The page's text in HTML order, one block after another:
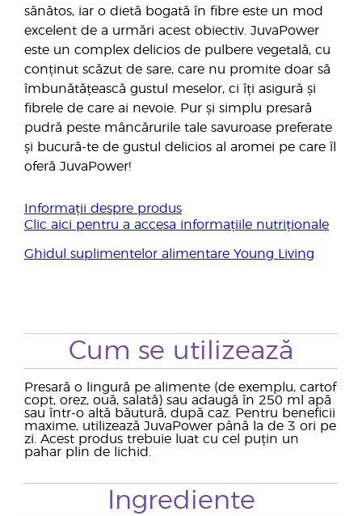
sănătos, iar o dietă bogată în fibre este un mod
excelent de a urmări acest obiectiv. JuvaPower
este un complex delicios de pulbere vegetală, cu
conținut scăzut de sare, care nu promite doar să
îmbunătățească gustul meselor, ci îți asigură și
fibrele de care ai nevoie. Pur și simplu presară
pudră peste mâncărurile tale savuroase preferate
și bucură-te de gustul delicios al aromei pe care îl
oferă JuvaPower!
Informații despre produs
Clic aici pentru a accesa informațiile nutriționale
Ghidul suplimentelor alimentare Young Living
Cum se utilizează
Presară o lingură pe alimente (de exemplu, cartof
copt, orez, ouă, salată) sau adaugă în 250 ml apă
sau într-o altă băutură, după caz. Pentru beneficii
maxime, utilizează JuvaPower până la de 3 ori pe
zi. Acest produs trebuie luat cu cel puțin un
pahar plin de lichid.
Ingrediente